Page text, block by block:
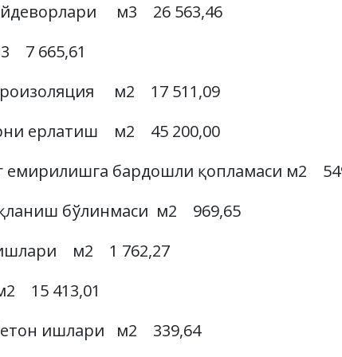
м3 26 563,46
665,61
м2 17 511,09
ерлатиш м2 45 200,00
емирилишга бардошли қопламаси м2
бўлинмаси м2 969,65
м2 1 762,27
15 413,01
ишлари м2 339,64